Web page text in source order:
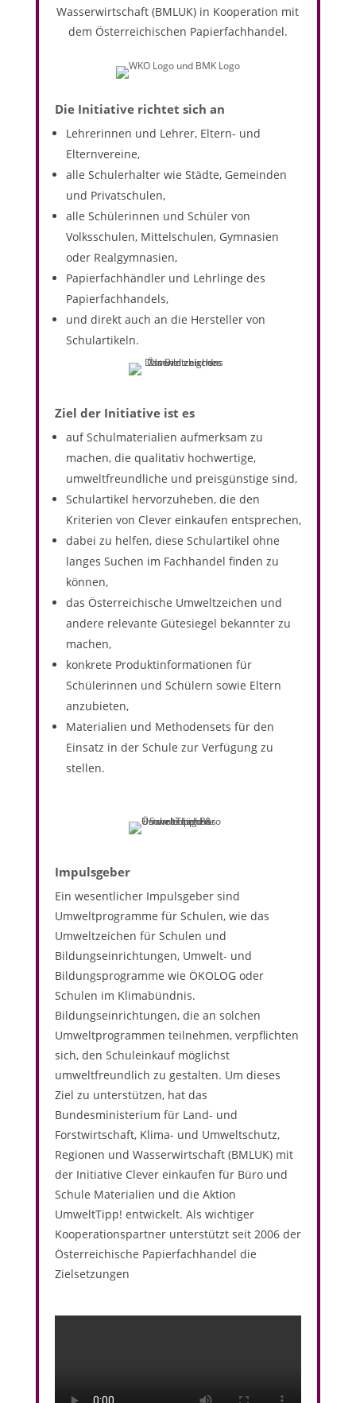
Wasserwirtschaft (BMLUK) in Kooperation mit
dem Österreichischen Papierfachhandel.
Die Initiative richtet sich an
Lehrerinnen und Lehrer, Eltern- und
Elternvereine,
alle Schulerhalter wie Städte, Gemeinden
und Privatschulen,
alle Schülerinnen und Schüler von
Volksschulen, Mittelschulen, Gymnasien
oder Realgymnasien,
Papierfachhändler und Lehrlinge des
Papierfachhandels,
und direkt auch an die Hersteller von
Schulartikeln.
Ziel der Initiative ist es
auf Schulmaterialien aufmerksam zu
machen, die qualitativ hochwertige,
umweltfreundliche und preisgünstige sind,
Schulartikel hervorzuheben, die den
Kriterien von Clever einkaufen entsprechen,
dabei zu helfen, diese Schulartikel ohne
langes Suchen im Fachhandel finden zu
können,
das Österreichische Umweltzeichen und
andere relevante Gütesiegel bekannter zu
machen,
konkrete Produktinformationen für
Schülerinnen und Schülern sowie Eltern
anzubieten,
Materialien und Methodensets für den
Einsatz in der Schule zur Verfügung zu
stellen.
Impulsgeber
Ein wesentlicher Impulsgeber sind
Umweltprogramme für Schulen, wie das
Umweltzeichen für Schulen und
Bildungseinrichtungen, Umwelt- und
Bildungsprogramme wie ÖKOLOG oder
Schulen im Klimabündnis.
Bildungseinrichtungen, die an solchen
Umweltprogrammen teilnehmen, verpflichten
sich, den Schuleinkauf möglichst
umweltfreundlich zu gestalten. Um dieses
Ziel zu unterstützen, hat das
Bundesministerium für Land- und
Forstwirtschaft, Klima- und Umweltschutz,
Regionen und Wasserwirtschaft (BMLUK) mit
der Initiative Clever einkaufen für Büro und
Schule Materialien und die Aktion
UmweltTipp! entwickelt. Als wichtiger
Kooperationspartner unterstützt seit 2006 der
Österreichische Papierfachhandel die
Zielsetzungen